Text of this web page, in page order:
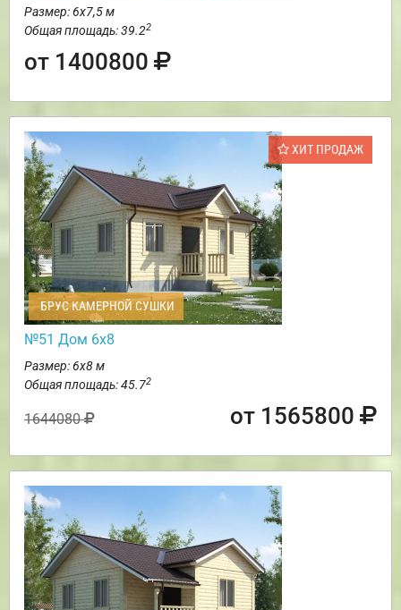
Размер: 6х7,5 м
Общая площадь: 39.22
от 1400800
ХИТ ПРОДАЖ
БРУС КАМЕРНОЙ СУШКИ
№51 Дом 6х8
Размер: 6х8 м
Общая площадь: 45.72
1644080 от 1565800